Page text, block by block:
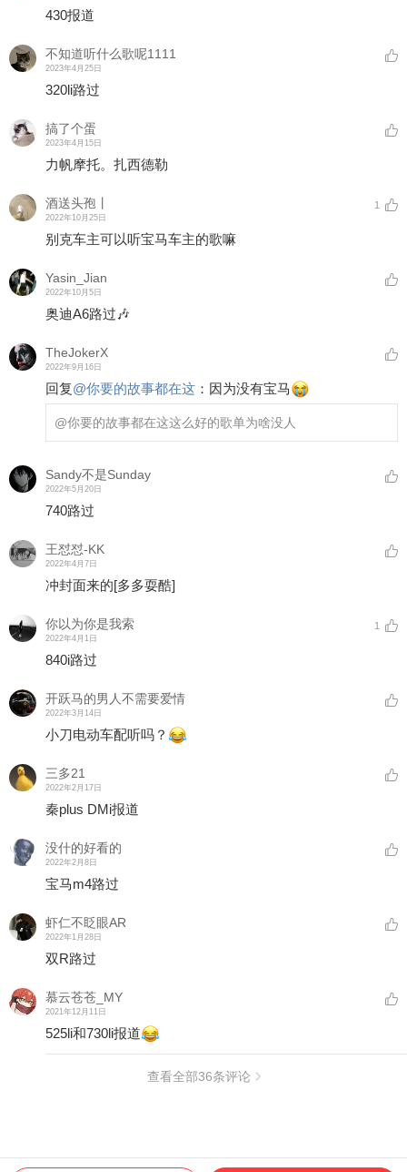
430报道
不知道听什么歌呢1111
2023年4月25日
320li路过
搞了个蛋
2023年4月15日
力帆摩托。扎西德勒
酒送头孢丨
2022年10月25日
1
别克车主可以听宝马车主的歌嘛
Yasin_Jian
2022年10月5日
奥迪A6路过🎶
TheJokerX
2022年9月16日
回复@你要的故事都在这 ： 因为没有宝马
@你要的故事都在这这么好的歌单为啥没人
Sandy不是Sunday
2022年5月20日
740路过
王怼怼-KK
2022年4月7日
冲封面来的[多多耍酷]
你以为你是我索
2022年4月1日
1
840i路过
开跃马的男人不需要爱情
2022年3月14日
小刀电动车配听吗？
三多21
2022年2月17日
秦plus DMi报道
没什的好看的
2022年2月8日
宝马m4路过
虾仁不眨眼AR
2022年1月28日
双R路过
慕云苍苍_MY
2021年12月11日
525li和730li报道
查看全部36条评论